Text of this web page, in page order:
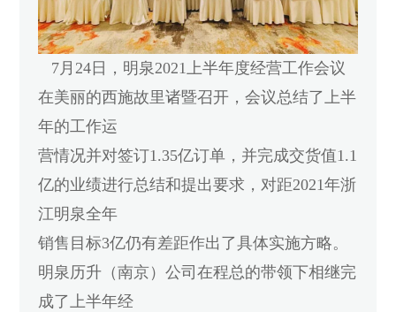
7月24日，明泉2021上半年度经营工作会议
在美丽的西施故里诸暨召开，会议总结了上半
年的工作运
营情况并对签订1.35亿订单，并完成交货值1.1
亿的业绩进行总结和提出要求，对距2021年浙
江明泉全年
销售目标3亿仍有差距作出了具体实施方略。
明泉历升（南京）公司在程总的带领下相继完
成了上半年经